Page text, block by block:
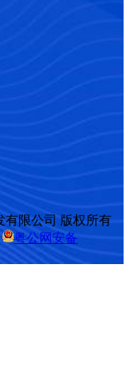
有限公司 版权所有
粤公网安备